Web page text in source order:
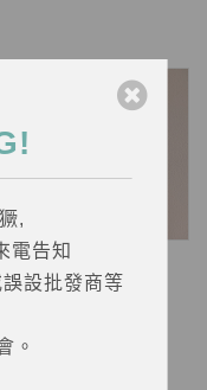
長鋁蓋(12入)
,
電告知
設批發商等
。